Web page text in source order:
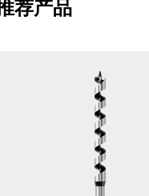
荐产品